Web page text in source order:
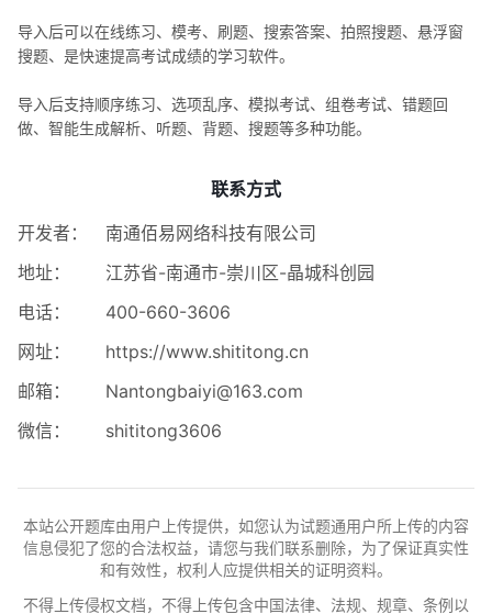
导入后可以在线练习、模考、刷题、搜索答案、拍照搜题、悬浮窗
搜题、是快速提高考试成绩的学习软件。
导入后支持顺序练习、选项乱序、模拟考试、组卷考试、错题回
做、智能生成解析、听题、背题、搜题等多种功能。
联系方式
开发者：
南通佰易网络科技有限公司
地址：
江苏省-南通市-崇川区-晶城科创园
电话：
400-660-3606
网址：
https://www.shititong.cn
邮箱：
Nantongbaiyi@163.com
微信：
shititong3606
本站公开题库由用户上传提供，如您认为试题通用户所上传的内容
信息侵犯了您的合法权益，请您与我们联系删除，为了保证真实性
和有效性，权利人应提供相关的证明资料。
不得上传侵权文档，不得上传包含中国法律、法规、规章、条例以